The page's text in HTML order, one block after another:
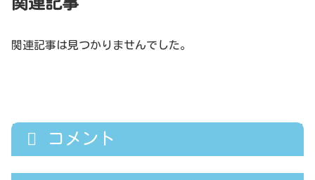
関連記事は見つかりませんでした。
コメント